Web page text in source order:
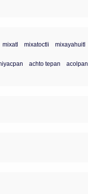
mixatl mixatoctli mixayahuitl
achto tepan acolpan